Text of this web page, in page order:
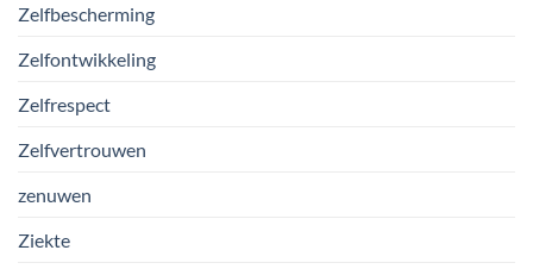
Zelfbescherming
Zelfontwikkeling
Zelfrespect
Zelfvertrouwen
zenuwen
Ziekte